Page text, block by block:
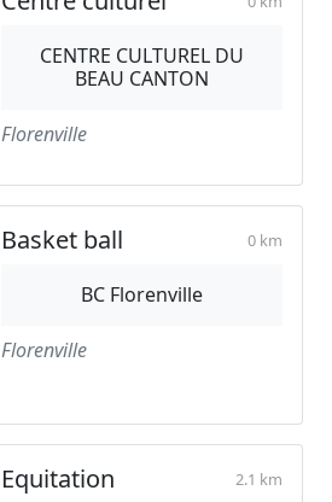
CENTRE CULTUREL DU
BEAU CANTON
Florenville
Basket ball 0 km
BC Florenville
Florenville
Equitation 2.1 km